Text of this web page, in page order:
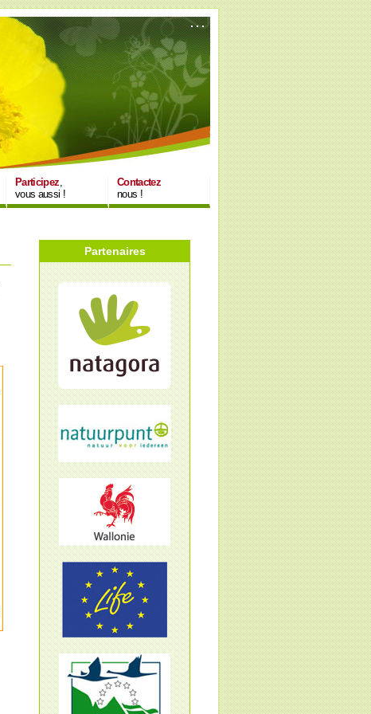
Participez,
vous aussi !
Contactez
nous !
Partenaires